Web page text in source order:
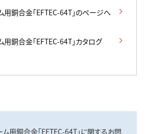
用銅合金「EFTEC-64T」のページへ
用銅合金「EFTEC-64T」カタログ
用銅合金「EFTEC-64T」に関するお問